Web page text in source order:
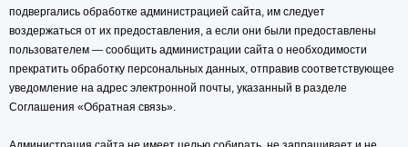
подвергались обработке администрацией сайта, им следует
воздержаться от их предоставления, а если они были предоставлены
пользователем — сообщить администрации сайта о необходимости
прекратить обработку персональных данных, отправив соответствующее
уведомление на адрес электронной почты, указанный в разделе
Соглашения «Обратная связь».